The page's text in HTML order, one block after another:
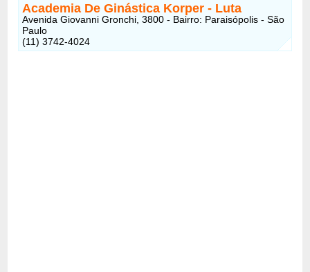
Academia De Ginástica Korper - Luta
Avenida Giovanni Gronchi, 3800 - Bairro: Paraisópolis - São
Paulo
(11) 3742-4024